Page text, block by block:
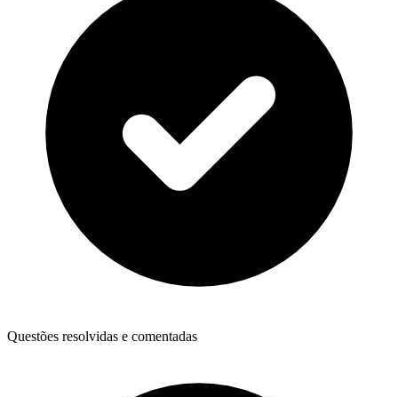
Questões resolvidas e comentadas